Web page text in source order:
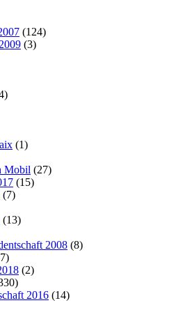
(124)
(3)
(1)
Mobil (27)
(15)
(7)
(13)
2008 (8)
(2)
2016 (14)